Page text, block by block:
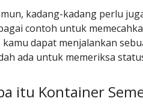
kadang-kadang perlu
contoh untuk
kamu dapat menjalankan
ada untuk memeriksa
itu Kontainer